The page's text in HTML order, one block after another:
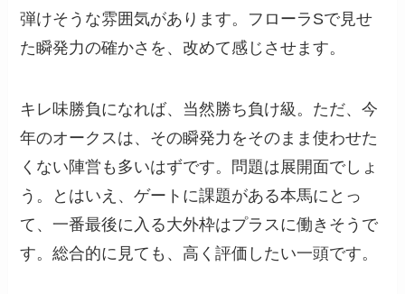
弾けそうな雰囲気があります。フローラSで見せ
た瞬発力の確かさを、改めて感じさせます。
キレ味勝負になれば、当然勝ち負け級。ただ、今
年のオークスは、その瞬発力をそのまま使わせた
くない陣営も多いはずです。問題は展開面でしょ
う。とはいえ、ゲートに課題がある本馬にとっ
て、一番最後に入る大外枠はプラスに働きそうで
す。総合的に見ても、高く評価したい一頭です。